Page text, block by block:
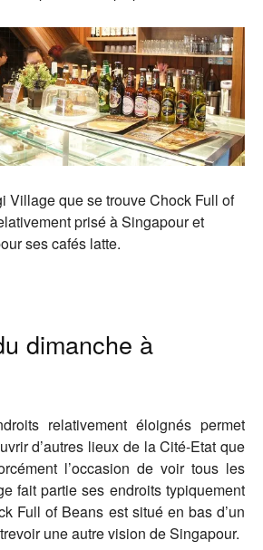
Village que se trouve Chock Full of
prisé à Singapour et
ses cafés latte.
dimanche à
relativement éloignés permet
d’autres lieux de la Cité-Etat que
l’occasion de voir tous les
fait partie ses endroits typiquement
Full of Beans est situé en bas d’un
une autre vision de Singapour.